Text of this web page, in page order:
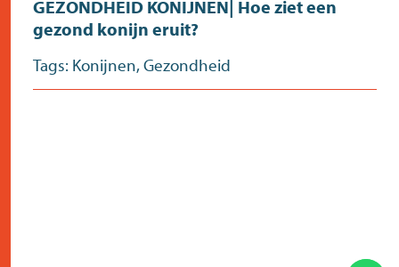
GEZONDHEID KONIJNEN| Hoe ziet een
gezond konijn eruit?
Tags: Konijnen,Gezondheid